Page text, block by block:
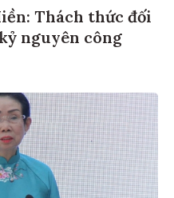
Thách thức đối
nguyên công